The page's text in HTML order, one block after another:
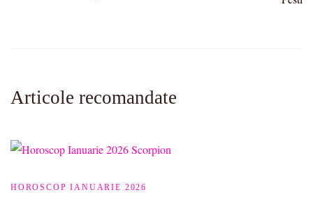
Articole recomandate
HOROSCOP IANUARIE 2026